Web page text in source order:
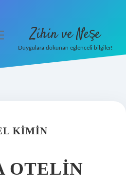
Zihin ve Neşe
Duygulara dokunan eğlenceli bilgiler!
KIMIN
OTELIN